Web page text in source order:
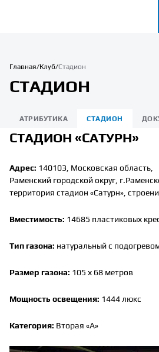
Главная Клуб Стадион
СТАДИОН
АТРИБУТИКА СТАДИОН
СТАДИОН «САТУРН»
Адрес: 140103, Московская область,
Раменский городской округ,
территория стадион «Сатурн»,
Вместимость: 14685 пластиковых
Тип газона: натуральный с
Размер газона: 105 х 68 метров
Мощность освещения: 1444 люкс
Категория: Вторая «А»